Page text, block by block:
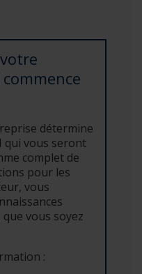
détermine
qui vous seront
complet de
pour les
vous
vous soyez
: